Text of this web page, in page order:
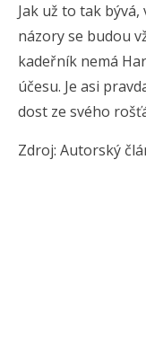
Jak už to tak
názory se budou
kadeřník nemá
účesu. Je asi
dost ze svého
Zdroj: Autorský